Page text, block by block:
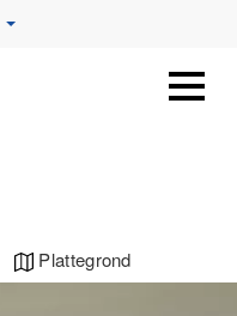
Plattegrond